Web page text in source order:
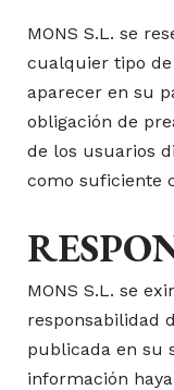
MONS S.L. se
cualquier tipo
aparecer en su
obligación de
de los usuarios
como suficiente
MONS S.L. se
responsabilidad
publicada en su
información